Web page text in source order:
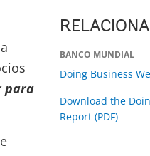
para
BANCO MUNDIAL
Doing Business
Download the
Report (PDF)